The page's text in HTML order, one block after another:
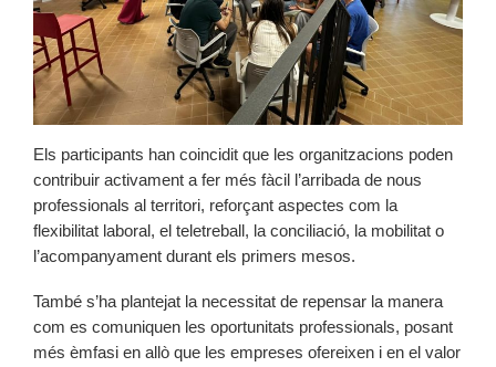
Els participants han coincidit que les organitzacions poden
contribuir activament a fer més fàcil l’arribada de nous
professionals al territori, reforçant aspectes com la
flexibilitat laboral, el teletreball, la conciliació, la mobilitat o
l’acompanyament durant els primers mesos.
També s’ha plantejat la necessitat de repensar la manera
com es comuniquen les oportunitats professionals, posant
més èmfasi en allò que les empreses ofereixen i en el valor